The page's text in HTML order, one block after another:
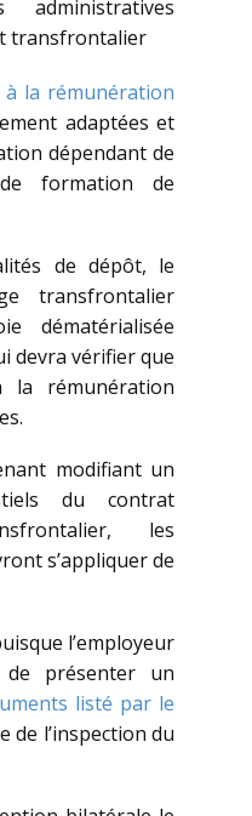
transfrontalier
la rémunération
adaptées et
dépendant de
formation de
de dépôt, le
transfrontalier
dématérialisée
devra vérifier que
la rémunération
modifiant un
du contrat
les
s’appliquer de
l’employeur
présenter un
listé par le
de l’inspection du